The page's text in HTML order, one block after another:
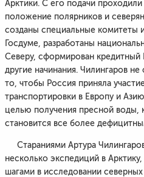
Арктики. С его подачи
положение полярников и
созданы специальные комитеты
Госдуме, разработаны
Северу, сформирован
другие начинания. Чилингаров
то, чтобы Россия приняла
транспортировки в Европу и
целью получения пресной воды,
становится все более
Стараниями Артура
несколько экспедиций в
шагами в исследовании